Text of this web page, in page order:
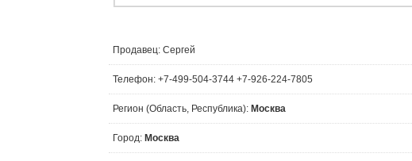
Продавец: Сергей
Телефон: +7-499-504-3744 +7-926-224-7805
Регион (Область, Республика): Москва
Город: Москва